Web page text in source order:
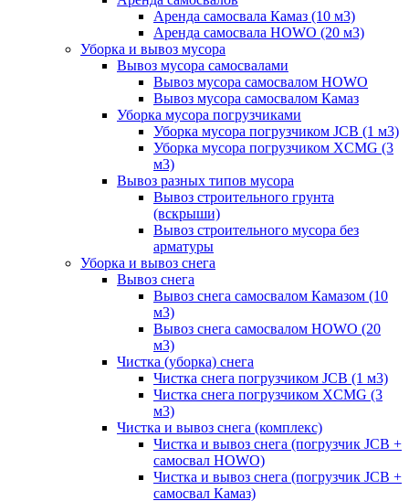
Аренда самосвала Камаз (10 м3)
Аренда самосвала HOWO (20 м3)
Уборка и вывоз мусора
Вывоз мусора самосвалами
Вывоз мусора самосвалом HOWO
Вывоз мусора самосвалом Камаз
Уборка мусора погрузчиками
Уборка мусора погрузчиком JCB (1 м3)
Уборка мусора погрузчиком XCMG (3
м3)
Вывоз разных типов мусора
Вывоз строительного грунта
(вскрыши)
Вывоз строительного мусора без
арматуры
Уборка и вывоз снега
Вывоз снега
Вывоз снега самосвалом Камазом (10
м3)
Вывоз снега самосвалом HOWO (20
м3)
Чистка (уборка) снега
Чистка снега погрузчиком JCB (1 м3)
Чистка снега погрузчиком XCMG (3
м3)
Чистка и вывоз снега (комплекс)
Чистка и вывоз снега (погрузчик JCB +
самосвал HOWO)
Чистка и вывоз снега (погрузчик JCB +
самосвал Камаз)